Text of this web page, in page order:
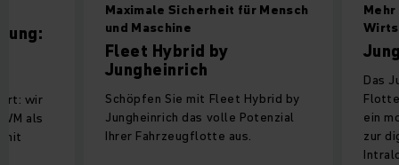
Maximale Sicherheit für Mensch
und Maschine
Fleet Hybrid by
Jungheinrich
Schöpfen Sie mit Fleet Hybrid by
Jungheinrich das volle Potenzial
Ihrer Fahrzeugflotte aus.
Das
ein
zur
wir
als